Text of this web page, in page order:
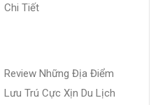
Chi Tiết
Review Những Địa Điểm
Lưu Trú Cực Xịn Du Lịch